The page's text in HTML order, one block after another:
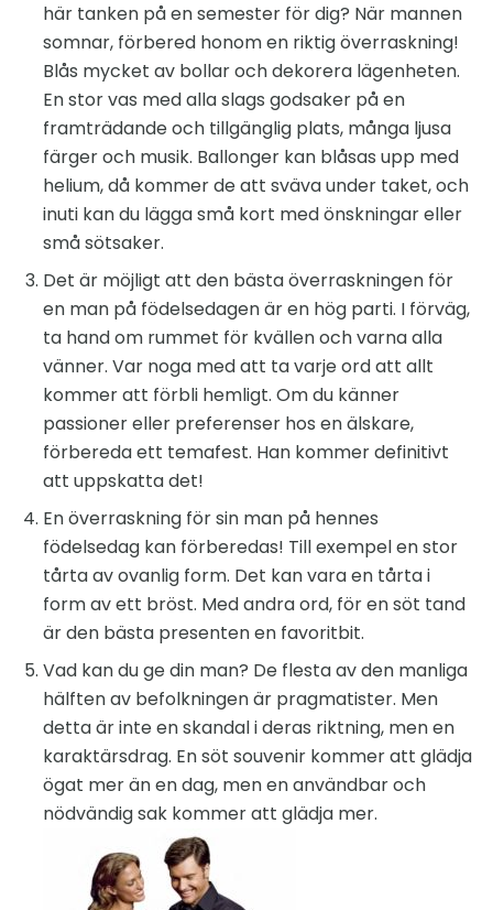
här tanken på en semester för dig? När mannen
somnar, förbered honom en riktig överraskning!
Blås mycket av bollar och dekorera lägenheten.
En stor vas med alla slags godsaker på en
framträdande och tillgänglig plats, många ljusa
färger och musik. Ballonger kan blåsas upp med
helium, då kommer de att sväva under taket, och
inuti kan du lägga små kort med önskningar eller
små sötsaker.
Det är möjligt att den bästa överraskningen för
en man på födelsedagen är en hög parti. I förväg,
ta hand om rummet för kvällen och varna alla
vänner. Var noga med att ta varje ord att allt
kommer att förbli hemligt. Om du känner
passioner eller preferenser hos en älskare,
förbereda ett temafest. Han kommer definitivt
att uppskatta det!
En överraskning för sin man på hennes
födelsedag kan förberedas! Till exempel en stor
tårta av ovanlig form. Det kan vara en tårta i
form av ett bröst. Med andra ord, för en söt tand
är den bästa presenten en favoritbit.
Vad kan du ge din man? De flesta av den manliga
hälften av befolkningen är pragmatister. Men
detta är inte en skandal i deras riktning, men en
karaktärsdrag. En söt souvenir kommer att glädja
ögat mer än en dag, men en användbar och
nödvändig sak kommer att glädja mer.